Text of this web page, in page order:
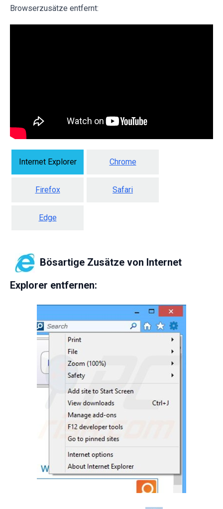
Browserzusätze entfernt:
Internet Explorer Chrome
Firefox Safari
Edge
Bösartige Zusätze von Internet
Explorer entfernen: